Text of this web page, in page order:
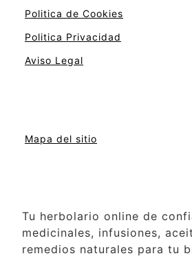
Politica de Cookies
Politica Privacidad
Aviso Legal
Mapa del sitio
Tu herbolario online de
medicinales, infusiones,
remedios naturales para tu